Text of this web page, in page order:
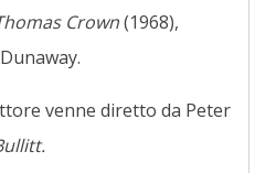
Crown(1968),
venne diretto da Peter